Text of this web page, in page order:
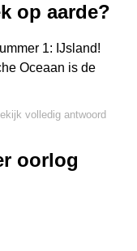
op aarde?
1: IJsland!
Oceaan is de
volledig antwoord
oorlog